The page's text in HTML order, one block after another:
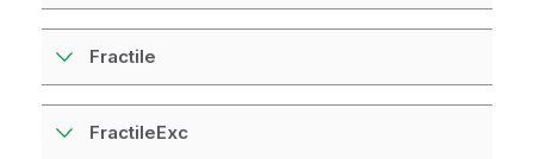
Fractile
FractileExc